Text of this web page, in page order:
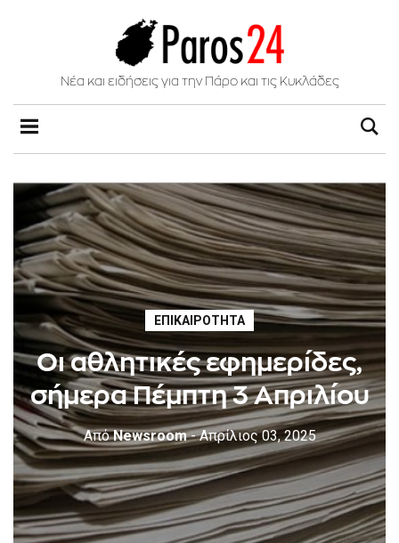
Νέα και ειδήσεις για την Πάρο και τις Κυκλάδες
ΕΠΙΚΑΙΡΌΤΗΤΑ
Οι αθλητικές εφημερίδες,
σήμερα Πέμπτη 3 Απριλίου
ΑπόNewsroom - Απρίλιος 03, 2025